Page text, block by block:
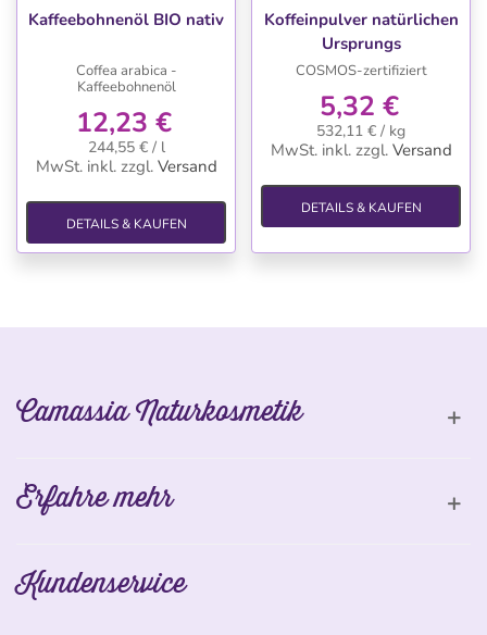
Kaffeebohnenöl BIO nativ
Coffea arabica -
Kaffeebohnenöl
12,23 €
244,55 € / l
MwSt. inkl. zzgl. Versand
DETAILS & KAUFEN
Koffeinpulver natürlichen
Ursprungs
COSMOS-zertifiziert
5,32 €
532,11 € / kg
MwSt. inkl. zzgl. Versand
DETAILS & KAUFEN
Camassia Naturkosmetik
Erfahre mehr
Kundenservice